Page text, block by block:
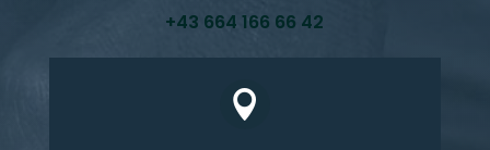
+43 664 166 66 42
